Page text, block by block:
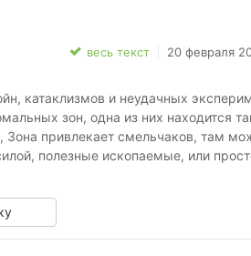
весь текст 20 февраля
катаклизмов и неудачных
зон, одна из них находится
Зона привлекает смельчаков, там
полезные ископаемые, или
Зеленый, подобрал с трупа